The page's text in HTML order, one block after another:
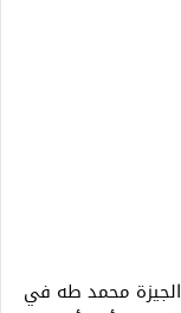
الجيزة محمد طه في